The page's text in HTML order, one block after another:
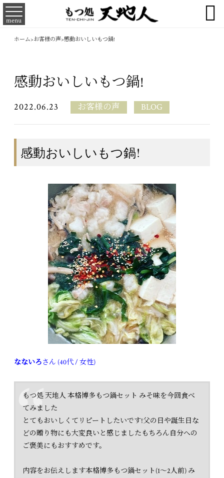
menu 
ホーム>お客様の声>感動おいしいもつ鍋!
感動おいしいもつ鍋!
2022.06.23 お客様の声 BLOG
感動おいしいもつ鍋!
なないろさん (40代 / 女性)
もつ処 天地人 本格博多もつ鍋セット みそ味を今回食べ
てみました
とてもおいしくてリピートしたいです!父の日や誕生日な
どの贈り物にも大変良いと感じましたもちろん自分への
ご褒美にもおすすめです。
内容をお伝えします本格博多もつ鍋セット(1〜2人前) み